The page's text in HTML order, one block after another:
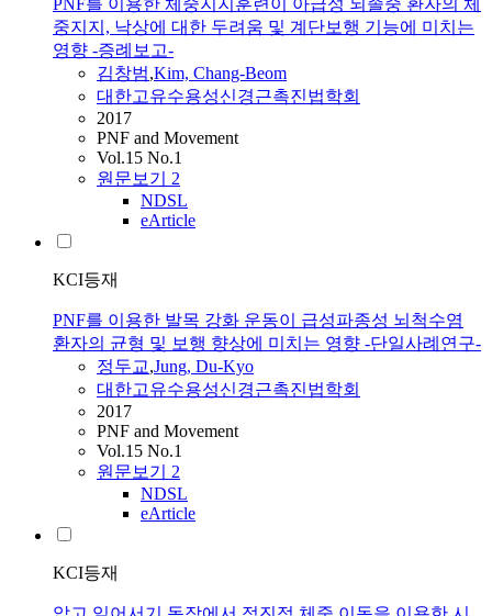
PNF를 이용한 체중지지훈련이 아급성 뇌졸중 환자의 체
중지지, 낙상에 대한 두려움 및 계단보행 기능에 미치는
영향 -증례보고-
김창범,Kim, Chang-Beom
대한고유수용성신경근촉진법학회
2017
PNF and Movement
Vol.15 No.1
원문보기 2
NDSL
eArticle
KCI등재
PNF를 이용한 발목 강화 운동이 급성파종성 뇌척수염
환자의 균형 및 보행 향상에 미치는 영향 -단일사례연구-
정두교,Jung, Du-Kyo
대한고유수용성신경근촉진법학회
2017
PNF and Movement
Vol.15 No.1
원문보기 2
NDSL
eArticle
KCI등재